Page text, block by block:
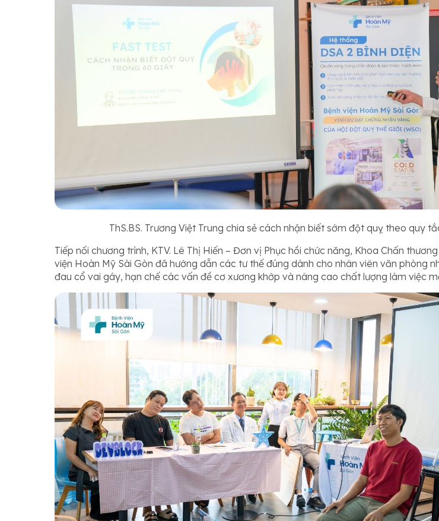
ThS.BS. Trương Việt Trung chia sẻ cách nhận biết sớm đột quỵ theo quy
Tiếp nối chương trình, KTV. Lê Thị Hiến – Đơn vị Phục hồi chức năng, Khoa Chấn thương
viện Hoàn Mỹ Sài Gòn đã hướng dẫn các tư thế đúng dành cho nhân viên văn phòng
đau cổ vai gáy, hạn chế các vấn đề cơ xương khớp và nâng cao chất lượng làm việc